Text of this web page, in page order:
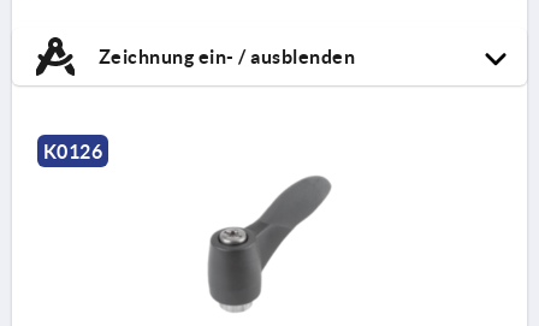
Zeichnung ein- / ausblenden
K0126